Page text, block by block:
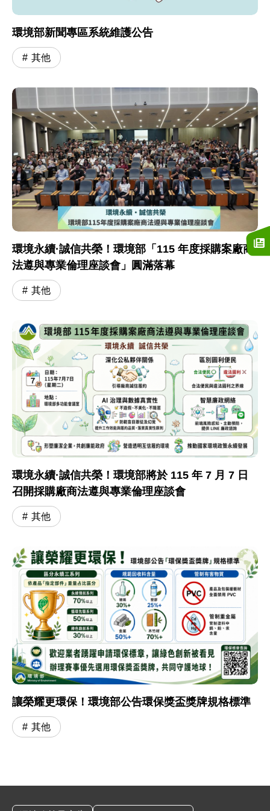
環境部新聞專區系統維護公告
其他
環境永續·誠信共榮！環境部「115 年度採購案廠商
法遵與專業倫理座談會」圓滿落幕
其他
環境永續·誠信共榮！環境部將於 115 年 7 月 7 日
召開採購廠商法遵與專業倫理座談會
其他
讓榮耀更環保！環境部公告環保獎盃獎牌規格標準
其他